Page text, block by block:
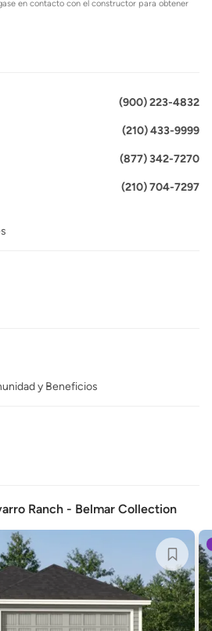
en contacto con el constructor para obtener
(900) 223-4832
(210) 433-9999
(877) 342-7270
(210) 704-7297
y Beneficios
Ranch - Belmar Collection